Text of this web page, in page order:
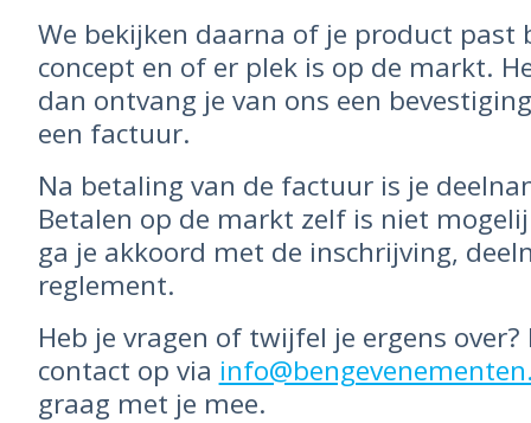
We bekijken daarna of je product past
concept en of er plek is op de markt.
dan ontvang je van ons een
een factuur.
Na betaling van de factuur is je
Betalen op de markt zelf is niet
ga je akkoord met de inschrijving,
reglement.
Heb je vragen of twijfel je ergens
contact op via
graag met je mee.